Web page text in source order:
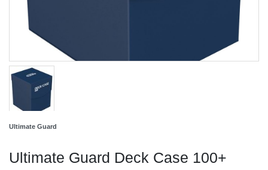
Ultimate Guard
Ultimate Guard Deck Case 100+